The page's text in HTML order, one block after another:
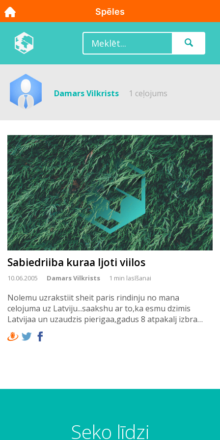
Damars Vilkrists 1 ceļojums
Sabiedriiba kuraa ljoti viilos
10.06.2005 Damars Vilkrists 1 min lasīšanai
Nolemu uzrakstiit sheit paris rindinju no mana
celojuma uz Latviju...saakshu ar to,ka esmu dzimis
Latvijaa un uzaudzis pierigaa,gadus 8 atpakalj izbra…
Seko līdzi